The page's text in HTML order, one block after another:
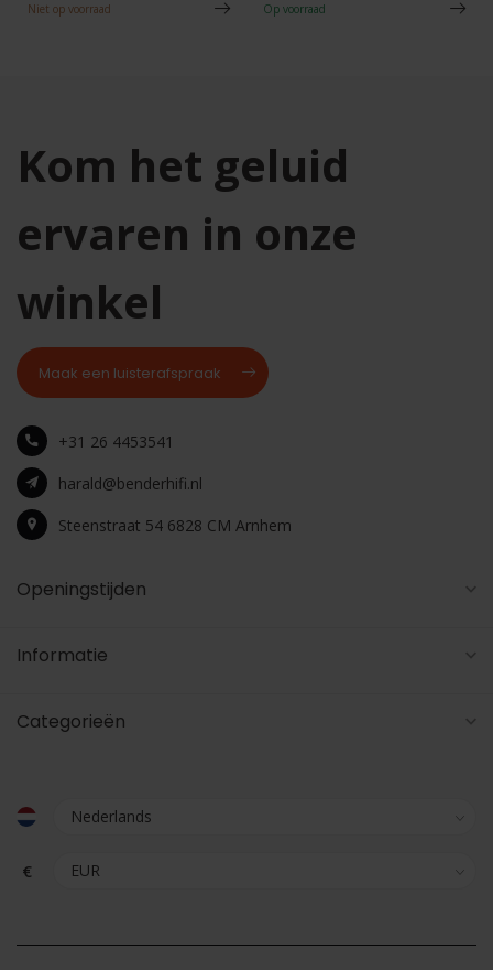
Niet op voorraad Op voorraad
Kom het geluid
ervaren in onze
winkel
Maak een luisterafspraak
+31 26 4453541
harald@benderhifi.nl
Steenstraat 54 6828 CM Arnhem
Openingstijden
Informatie
Categorieën
€